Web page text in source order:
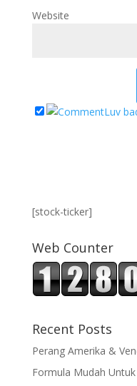
Website
[stock-ticker]
Web Counter
Recent Posts
Perang Amerika &
Formula Mudah